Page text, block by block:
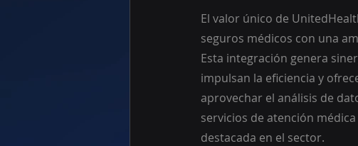
El valor único de
seguros médicos con una
Esta integración genera
impulsan la eficiencia y
aprovechar el análisis de
servicios de atención
destacada en el sector.